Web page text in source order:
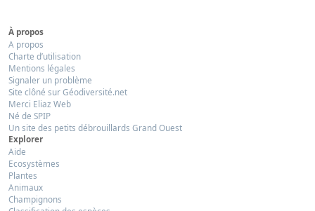
À propos
A propos
Charte d’utilisation
Mentions légales
Signaler un problème
Site clôné sur Géodiversité.net
Merci Eliaz Web
Né de SPIP
Un site des petits débrouillards Grand Ouest
Explorer
Aide
Ecosystèmes
Plantes
Animaux
Champignons